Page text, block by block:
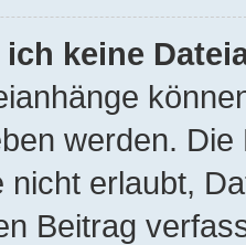
keine
werden.
nicht erlaubt,
Beitrag